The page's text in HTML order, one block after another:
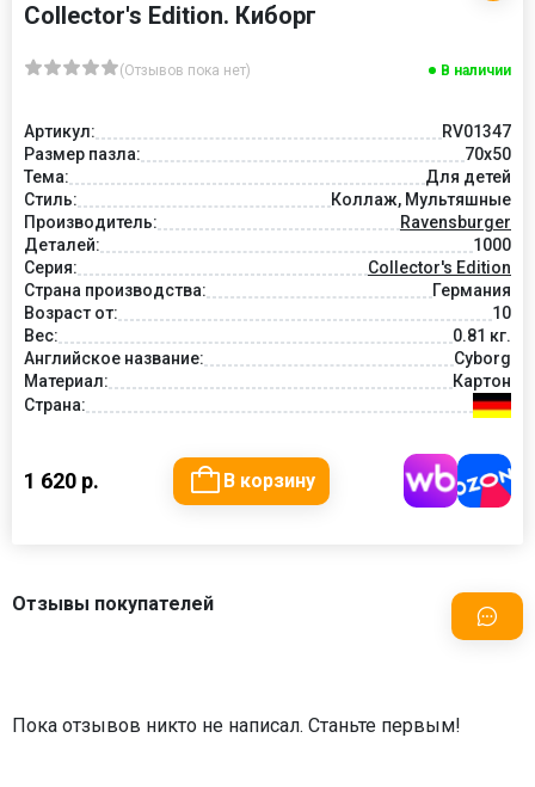
Collector's Edition. Киборг
(Отзывов пока нет) В наличии
Артикул:
RV01347
Размер пазла:
70x50
Тема:
Для детей
Стиль:
Коллаж, Мультяшные
Производитель:
Ravensburger
Деталей:
1000
Серия:
Collector's Edition
Страна производства:
Германия
Возраст от:
10
Вес:
0.81 кг.
Английское название:
Cyborg
Материал:
Картон
Страна:
1 620 р. В корзину
Отзывы покупателей
Пока отзывов никто не написал. Станьте первым!